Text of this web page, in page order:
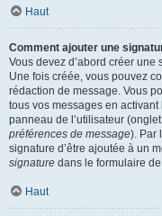
Haut
Comment ajouter une
Vous devez d’abord créer
Une fois créée, vous pouvez
rédaction de message. Vous
tous vos messages en
panneau de l’utilisateur (onglet
préférences de message). Par
signature d’être ajoutée à un
signature dans le formulaire
Haut